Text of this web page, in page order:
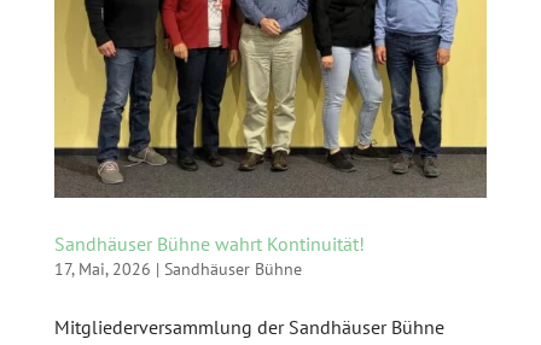
Sandhäuser Bühne wahrt Kontinuität!
17, Mai, 2026 | Sandhäuser Bühne
Mitgliederversammlung der Sandhäuser Bühne